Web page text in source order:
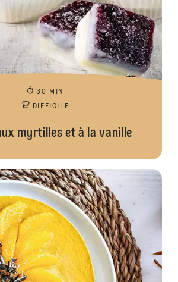
30 MIN
DIFFICILE
myrtilles et à la vanille